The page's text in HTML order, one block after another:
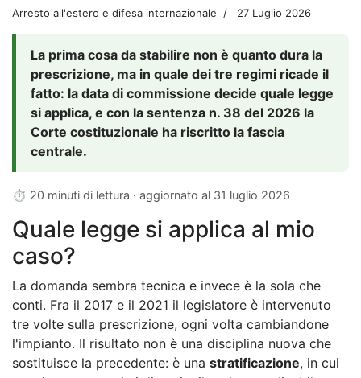
Arresto all'estero e difesa internazionale 27 Luglio 2026
La prima cosa da stabilire non è quanto dura la
prescrizione, ma in quale dei tre regimi ricade il
fatto: la data di commissione decide quale legge
si applica, e con la sentenza n. 38 del 2026 la
Corte costituzionale ha riscritto la fascia
centrale.
⏱ 20 minuti di lettura · aggiornato al 31 luglio 2026
Quale legge si applica al mio
caso?
La domanda sembra tecnica e invece è la sola che
conti. Fra il 2017 e il 2021 il legislatore è intervenuto
tre volte sulla prescrizione, ogni volta cambiandone
l'impianto. Il risultato non è una disciplina nuova che
sostituisce la precedente: è una stratificazione, in cui